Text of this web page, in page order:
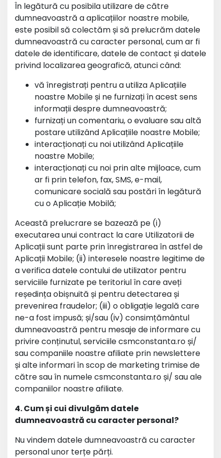
În legătură cu posibila utilizare de către
dumneavoastră a aplicațiilor noastre mobile,
este posibil să colectăm și să prelucrăm datele
dumneavoastră cu caracter personal, cum ar fi
datele de identificare, datele de contact și datele
privind localizarea geografică, atunci când:
vă înregistrați pentru a utiliza Aplicațiile
noastre Mobile și ne furnizați în acest sens
informații despre dumneavoastră;
furnizați un comentariu, o evaluare sau altă
postare utilizând Aplicațiile noastre Mobile;
interacționați cu noi utilizând Aplicațiile
noastre Mobile;
interacționați cu noi prin alte mijloace, cum
ar fi prin telefon, fax, SMS, e-mail,
comunicare socială sau postări în legătură
cu o Aplicație Mobilă;
Această prelucrare se bazează pe (i)
executarea unui contract la care Utilizatorii de
Aplicații sunt parte prin înregistrarea în astfel de
Aplicații Mobile; (ii) interesele noastre legitime de
a verifica datele contului de utilizator pentru
serviciile furnizate pe teritoriul în care aveți
reședința obișnuită și pentru detectarea și
prevenirea fraudelor; (iii) o obligație legală care
ne-a fost impusă; și/sau (iv) consimțământul
dumneavoastră pentru mesaje de informare cu
privire conținutul, serviciile csmconstanta.ro și/
sau companiile noastre afiliate prin newslettere
și alte informari în scop de marketing trimise de
către sau în numele csmconstanta.ro și/ sau ale
companiilor noastre afiliate.
4. Cum și cui divulgăm datele
dumneavoastră cu caracter personal?
Nu vindem datele dumneavoastră cu caracter
personal unor terțe părți.